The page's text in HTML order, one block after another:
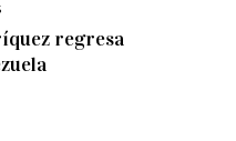
regresa